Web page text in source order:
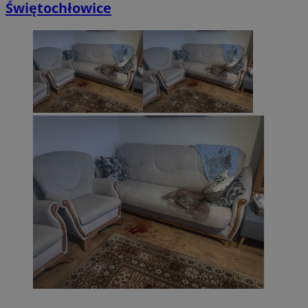
Świętochłowice
CookieScriptConsent
CookieScript
sosnowiecki.pl